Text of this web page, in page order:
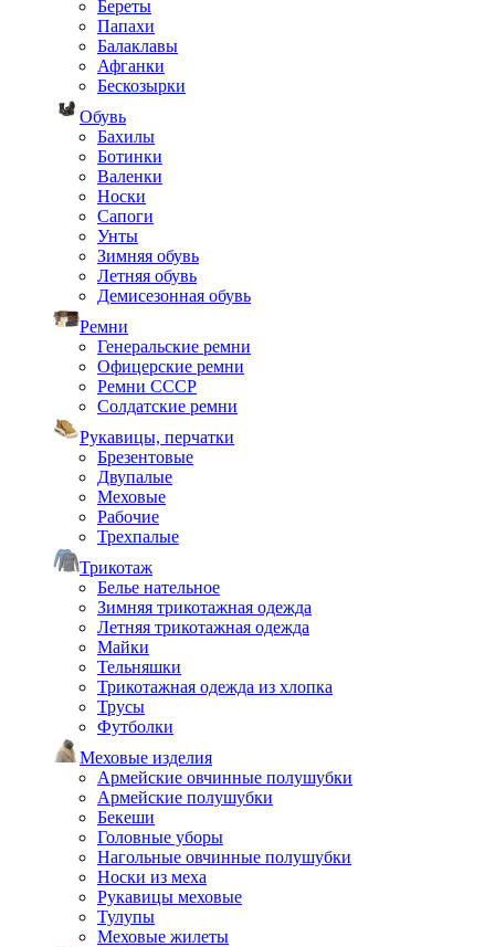
Береты
Папахи
Балаклавы
Афганки
Бескозырки
Обувь
Бахилы
Ботинки
Валенки
Носки
Сапоги
Унты
Зимняя обувь
Летняя обувь
Демисезонная обувь
Ремни
Генеральские ремни
Офицерские ремни
Ремни СССР
Солдатские ремни
Рукавицы, перчатки
Брезентовые
Двупалые
Меховые
Рабочие
Трехпалые
Трикотаж
Белье нательное
Зимняя трикотажная одежда
Летняя трикотажная одежда
Майки
Тельняшки
Трикотажная одежда из хлопка
Трусы
Футболки
Меховые изделия
Армейские овчинные полушубки
Армейские полушубки
Бекеши
Головные уборы
Нагольные овчинные полушубки
Носки из меха
Рукавицы меховые
Тулупы
Меховые жилеты